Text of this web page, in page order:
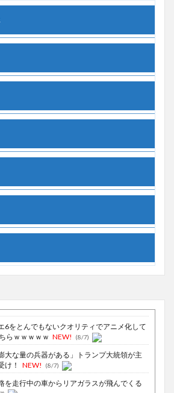
6をとんでもないクオリティでアニメ化して
らｗｗｗｗｗ NEW! (8/7)
大な量の兵器がある」トランプ大統領が主
け！
NEW! (8/7)
を走行中の車からリアガラスが飛んでくる